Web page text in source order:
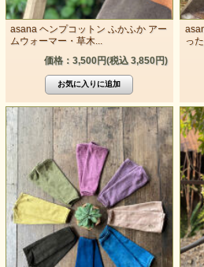
asana ヘンプコットン ふかふか アー
ムウォーマー・草木...
価格：3,500円(税込 3,850円)
っ